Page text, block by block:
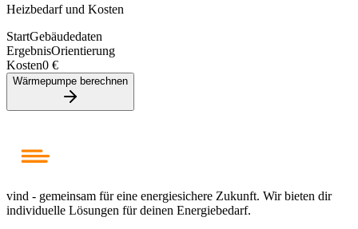
Heizbedarf und Kosten
StartGebäudedaten
ErgebnisOrientierung
Kosten0 €
Wärmepumpe berechnen
vind - gemeinsam für eine energiesichere Zukunft. Wir bieten dir
individuelle Lösungen für deinen Energiebedarf.